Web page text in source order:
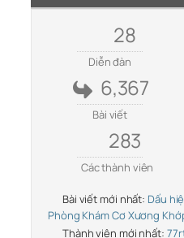
28
Diễn đàn
6,367
Bài viết
283
Các thành viên
Bài viết mới nhất: Dấu
Phòng Khám Cơ Xương
Thành viên mới nhất: